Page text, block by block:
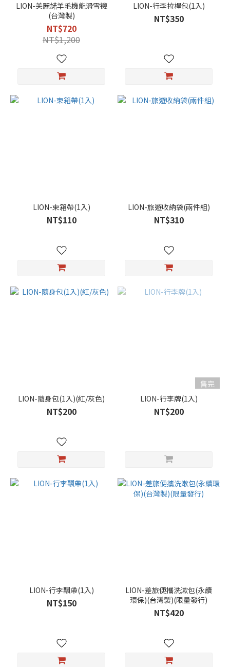
LION-美麗諾羊毛機能滑雪襪
(台灣製)
NT$720
NT$1,200
LION-行李拉桿包(1入)
NT$350
LION-束箱帶(1入)
NT$110
LION-旅遊收納袋(兩件組)
NT$310
LION-隨身包(1入)(紅/灰色)
NT$200
售完
LION-行李牌(1入)
NT$200
LION-行李飄帶(1入)
NT$150
LION-差旅便攜洗漱包(永續
環保)(台灣製)(限量發行)
NT$420